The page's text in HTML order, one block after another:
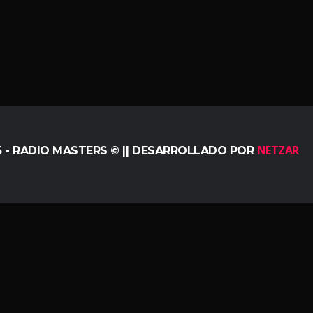
- RADIO MASTERS © || DESARROLLADO POR NETZAR